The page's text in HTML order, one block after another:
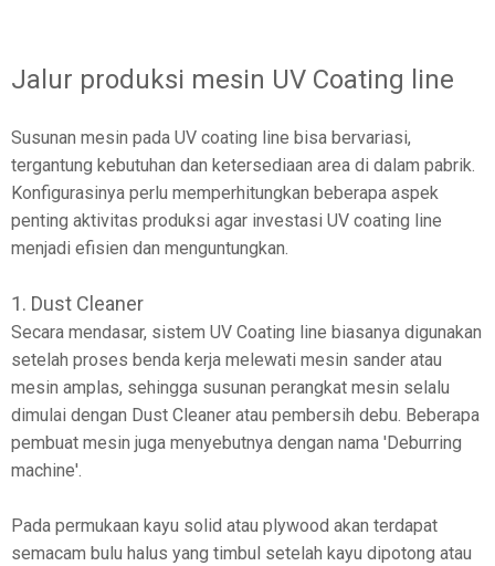
Jalur produksi mesin UV Coating line
Susunan mesin pada UV coating line bisa bervariasi,
tergantung kebutuhan dan ketersediaan area di dalam pabrik.
Konfigurasinya perlu memperhitungkan beberapa aspek
penting aktivitas produksi agar investasi UV coating line
menjadi efisien dan menguntungkan.
1. Dust Cleaner
Secara mendasar, sistem UV Coating line biasanya digunakan
setelah proses benda kerja melewati mesin sander atau
mesin amplas, sehingga susunan perangkat mesin selalu
dimulai dengan Dust Cleaner atau pembersih debu. Beberapa
pembuat mesin juga menyebutnya dengan nama 'Deburring
machine'.
Pada permukaan kayu solid atau plywood akan terdapat
semacam bulu halus yang timbul setelah kayu dipotong atau